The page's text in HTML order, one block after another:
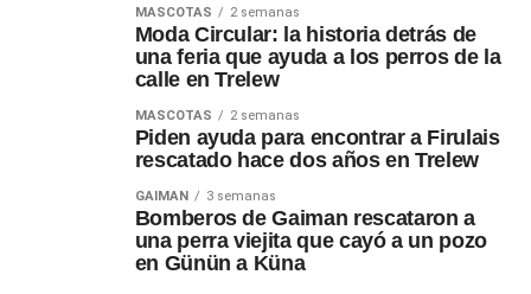
MASCOTAS 2 semanas
Moda Circular: la historia detrás de
una feria que ayuda a los perros de la
calle en Trelew
MASCOTAS 2 semanas
Piden ayuda para encontrar a Firulais
rescatado hace dos años en Trelew
GAIMAN 3 semanas
Bomberos de Gaiman rescataron a
una perra viejita que cayó a un pozo
en Günün a Küna